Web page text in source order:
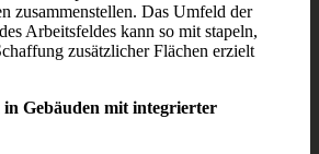
zusammenstellen. Das Umfeld der
Arbeitsfeldes kann so mit stapeln,
zusätzlicher Flächen erzielt
Gebäuden mit integrierter